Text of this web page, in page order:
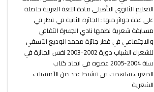
التعليم الثانوي التأهيلي مادة اللغة العربية حاصلة
على عدة جوائز منها : الجائزة الثانية في قطر في
مسابقة شعرية نظمها نادي الجسرة الثقافي
والاجتماعي في قطر جائزة محمد الوديع الآسفي
للشعراء الشباب دورة 2002-2003 نفس الجائزة في
سنة 2004-2005 عضوه في اتحاد كتاب
المغرب،ساهمت في تنشيط عدد من الأمسيات
الشعرية